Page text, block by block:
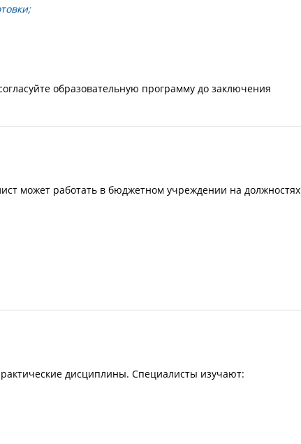
образовательную программу до заключения
может работать в бюджетном учреждении на
дисциплины. Специалисты изучают: